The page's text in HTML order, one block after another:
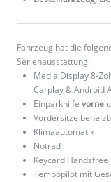
Fahrzeug hat die
Serienausstattung:
Media Display 8-
Carplay & Android
Einparkhilfe vorne
Vordersitze
Klimaautomatik
Notrad
Keycard Handsfree
Tempopilot mit